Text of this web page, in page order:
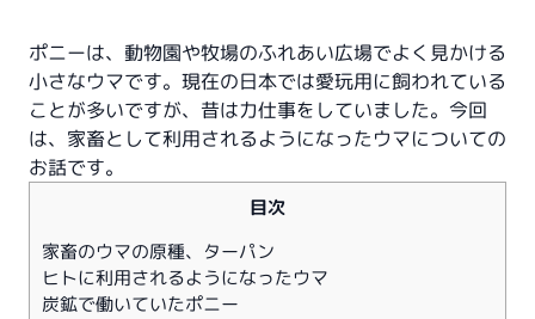
ポニーは、動物園や牧場のふれあい広場でよく見かける
小さなウマです。現在の日本では愛玩用に飼われている
ことが多いですが、昔は力仕事をしていました。今回
は、家畜として利用されるようになったウマについての
お話です。
目次
家畜のウマの原種、ターパン
ヒトに利用されるようになったウマ
炭鉱で働いていたポニー